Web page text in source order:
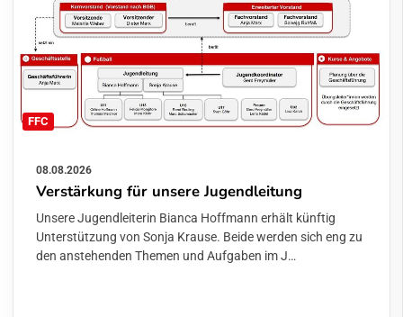
FFC
08.08.2026
Verstärkung für unsere Jugendleitung
Unsere Jugendleiterin Bianca Hoffmann erhält künftig
Unterstützung von Sonja Krause. Beide werden sich eng zu
den anstehenden Themen und Aufgaben im J…